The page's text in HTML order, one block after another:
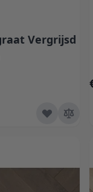
Vergrijsd